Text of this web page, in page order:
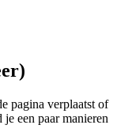
pagina verplaatst of
een paar manieren